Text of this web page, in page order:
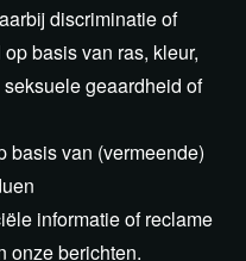
discriminatie of
basis van ras, kleur,
geaardheid of
basis van (vermeende)
informatie of reclame
onze berichten.